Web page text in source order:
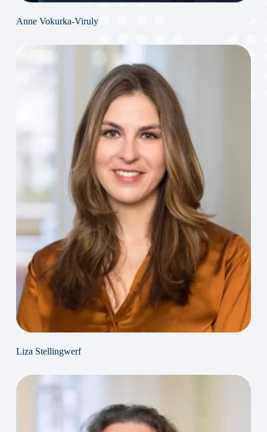
Anne Vokurka-Viruly
Liza Stellingwerf